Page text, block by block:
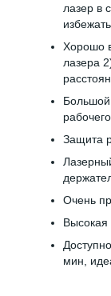
лазер в
Хорошо
лазера
Большой
Защита
Очень
Высокая
мин,